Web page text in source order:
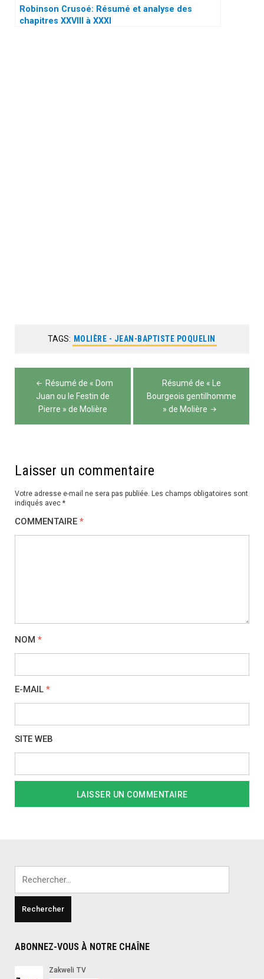
Robinson Crusoé: Résumé et analyse des
chapitres XXVIII à XXXI
TAGS: MOLIÈRE - JEAN-BAPTISTE POQUELIN
Navigation
l’article
Résumé de « Dom
Juan ou le Festin de
Pierre » de Molière
Résumé de « Le
Bourgeois gentilhomme
» de Molière
Laisser un commentaire
Votre adresse e-mail ne sera pas publiée. Les champs obligatoires sont
indiqués avec *
COMMENTAIRE *
NOM *
E-MAIL *
SITE WEB
ABONNEZ-VOUS À NOTRE CHAÎNE